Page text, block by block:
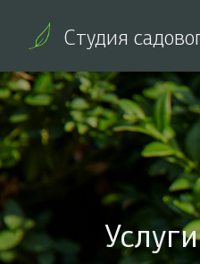
Студия